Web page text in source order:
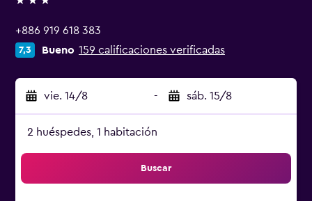
3 estrellas
+886 919 618 383
7,3 Bueno 159 calificaciones verificadas
vie. 14/8 - sáb. 15/8
2 huéspedes, 1 habitación
Buscar